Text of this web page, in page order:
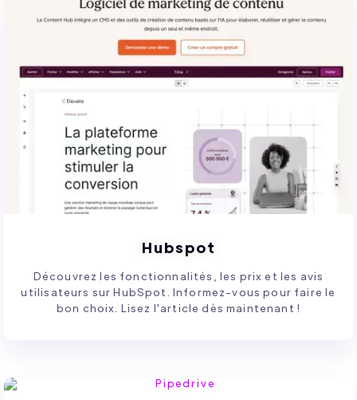
Hubspot
Découvrez les fonctionnalités, les prix et les avis
utilisateurs sur HubSpot. Informez-vous pour faire le
bon choix. Lisez l'article dès maintenant !